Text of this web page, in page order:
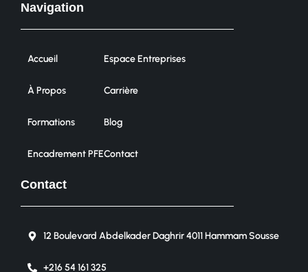
Navigation
Accueil
À Propos
Formations
Encadrement PFE
Espace Entreprises
Carrière
Blog
Contact
Contact
12 Boulevard Abdelkader Daghrir 4011 Hammam Sousse
+216 54 161 325